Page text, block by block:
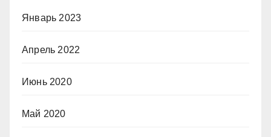
Январь 2023
Апрель 2022
Июнь 2020
Май 2020